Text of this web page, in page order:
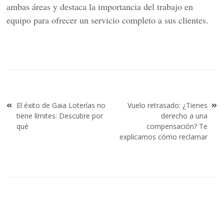
ambas áreas y destaca la importancia del trabajo en
equipo para ofrecer un servicio completo a sus clientes.
Navegación
de
entradas
El éxito de Gaia Loterías no
tiene límites: Descubre por
qué
Vuelo retrasado: ¿Tienes
derecho a una
compensación? Te
explicamos cómo reclamar